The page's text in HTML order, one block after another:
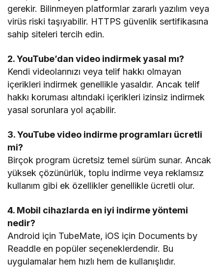
gerekir. Bilinmeyen platformlar zararlı yazılım veya
virüs riski taşıyabilir. HTTPS güvenlik sertifikasına
sahip siteleri tercih edin.
2. YouTube’dan video indirmek yasal mı?
Kendi videolarınızı veya telif hakkı olmayan
içerikleri indirmek genellikle yasaldır. Ancak telif
hakkı koruması altındaki içerikleri izinsiz indirmek
yasal sorunlara yol açabilir.
3. YouTube video indirme programları ücretli
mi?
Birçok program ücretsiz temel sürüm sunar. Ancak
yüksek çözünürlük, toplu indirme veya reklamsız
kullanım gibi ek özellikler genellikle ücretli olur.
4. Mobil cihazlarda en iyi indirme yöntemi
nedir?
Android için TubeMate, iOS için Documents by
Readdle en popüler seçeneklerdendir. Bu
uygulamalar hem hızlı hem de kullanışlıdır.